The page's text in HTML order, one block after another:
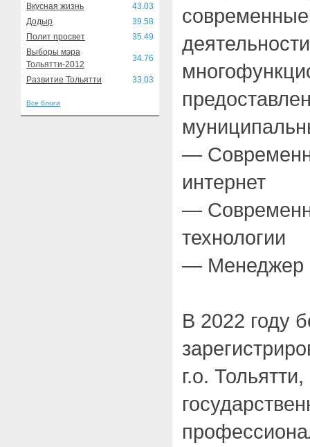
Вкусная жизнь
43.03
Додыр
39.58
Полит просвет
35.49
Выборы мэра
Тольятти-2012
34.76
Развитие Тольятти 33.03
Все блоги
современные
деятельности
—
интернет
—
технологии
— Менеджер
В 2022 году
г.о.